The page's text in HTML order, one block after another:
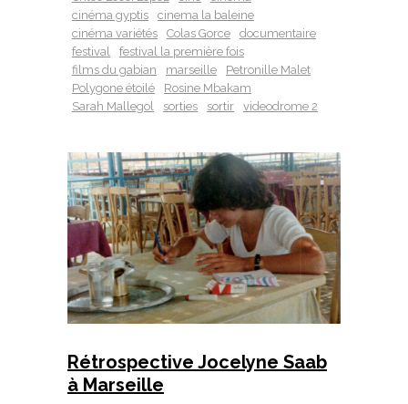
cinéma gyptis
cinema la baleine
cinéma variétés
Colas Gorce
documentaire
festival
festival la première fois
films du gabian
marseille
Petronille Malet
Polygone étoilé
Rosine Mbakam
Sarah Mallegol
sorties sortir videodrome 2
Rétrospective Jocelyne Saab
à Marseille